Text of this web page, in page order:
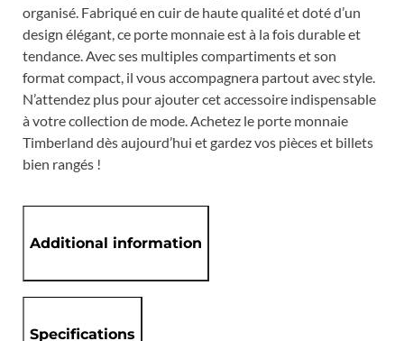
organisé. Fabriqué en cuir de haute qualité et doté d’un
design élégant, ce porte monnaie est à la fois durable et
tendance. Avec ses multiples compartiments et son
format compact, il vous accompagnera partout avec style.
N’attendez plus pour ajouter cet accessoire indispensable
à votre collection de mode. Achetez le porte monnaie
Timberland dès aujourd’hui et gardez vos pièces et billets
bien rangés !
Additional information
Specifications